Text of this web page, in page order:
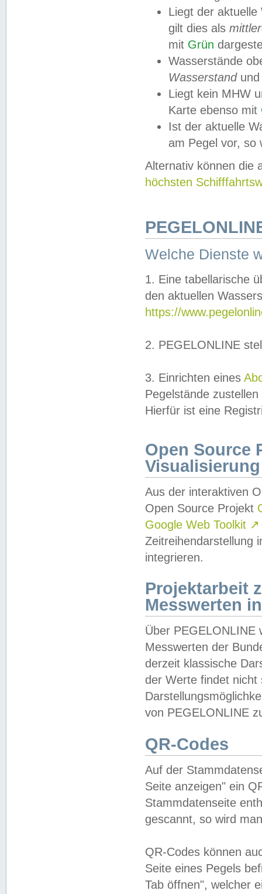
Liegt der
gilt dies als
mit Grün
Wasserstände
Wasserstandund
Liegt kein MHW
Karte ebenso mit
Ist der aktuelle
am Pegel vor,
Alternativ können die
höchsten
Welche Dienste
1. Eine tabellarische
den aktuellen
https://
2. PEGELONLINE
3. Einrichten eines
Pegelstände
Hierfür ist eine
Open Source
Visualisierung
Aus der interaktiven
Open Source Projekt
Google Web Toolkit ↗
Zeitreihendarstellung
integrieren.
Projektarbeit
Messwerten
Über PEGELONLINE
Messwerten der
derzeit klassische
der Werte findet
von PEGELONLINE
QR-Codes
Auf der
Seite anzeigen" ein
Stammdatenseite
gescannt, so wird
QR-Codes können
Seite eines Pegels
Tab öffnen", welcher